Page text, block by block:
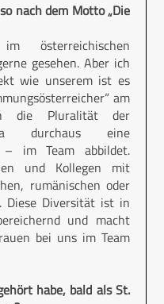
nach dem Motto „Die
österreichischen
gesehen. Aber ich
wie unserem ist es
am
die Pluralität der
durchaus eine
– im Team abbildet.
und Kollegen mit
rumänischen oder
Diese Diversität ist in
und macht
bei uns im Team
habe, bald als St.